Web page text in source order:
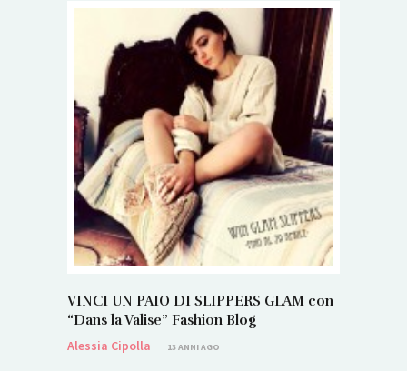
VINCI UN PAIO DI SLIPPERS GLAM con
“Dans la Valise” Fashion Blog
Alessia Cipolla
13 ANNI AGO